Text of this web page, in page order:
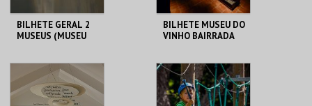
BILHETE GERAL 2
MUSEUS (MUSEU
DUAS RODAS)
MUSEU DO VINHO
BAIRRADA
BILHETE MUSEU DO
VINHO BAIRRADA
MUSEU DO VINHO
BAIRRADA